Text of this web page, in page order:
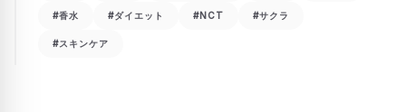
#香水 #ダイエット #NCT #サクラ
#スキンケア